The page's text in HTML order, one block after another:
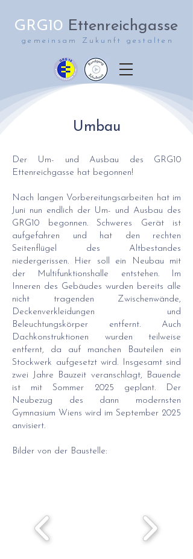
GRG10 Ettenreichgasse
gemeinsam Zukunft gestalten
Umbau
Der Um- und Ausbau des GRG10
Ettenreichgasse hat begonnen!
Nach langen Vorbereitungsarbeiten hat im
Juni nun endlich der Um- und Ausbau des
GRG10 begonnen. Schweres Gerät ist
aufgefahren und hat den rechten
Seitenflügel des Altbestandes
niedergerissen. Hier soll ein Neubau mit
der Multifunktionshalle entstehen. Im
Inneren des Gebäudes wurden bereits alle
nicht tragenden Zwischenwände,
Deckenverkleidungen und
Beleuchtungskörper entfernt. Auch
Dachkonstruktionen wurden teilweise
entfernt, da auf manchen Bauteilen ein
Stockwerk aufgesetzt wird. Insgesamt sind
zwei Jahre Bauzeit veranschlagt, Bauende
ist mit Sommer 2025 geplant. Der
Neubezug des dann modernsten
Gymnasium Wiens wird im September 2025
anvisiert.
Bilder von der Baustelle: